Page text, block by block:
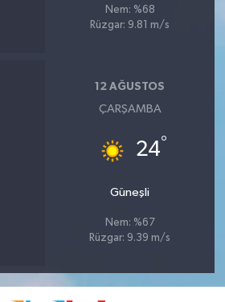
Nem: %68
Rüzgar: 9.81 m/s
12 AĞUSTOS
ÇARŞAMBA
24°
Güneşli
Nem: %67
Rüzgar: 9.39 m/s